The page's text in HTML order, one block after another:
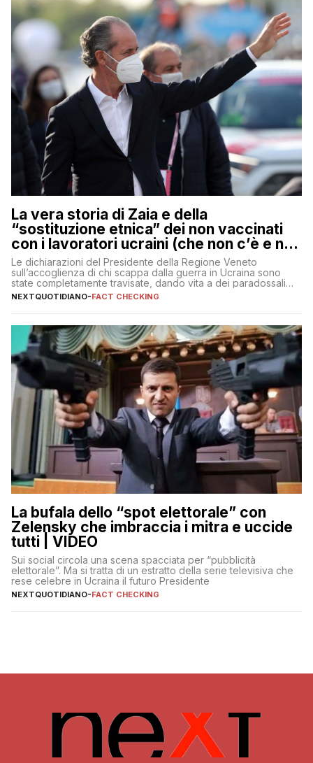
La vera storia di Zaia e della
“sostituzione etnica” dei non vaccinati
con i lavoratori ucraini (che non c’è e non
ci sarà)
Le dichiarazioni del Presidente della Regione Veneto
sull’accoglienza di chi scappa dalla guerra in Ucraina sono
state completamente travisate, dando vita a dei paradossali
falsi che girano sui social
NEXTQUOTIDIANO-FACT CHECKING
La bufala dello “spot elettorale” con
Zelensky che imbraccia i mitra e uccide
tutti | VIDEO
Sui social circola una scena spacciata per “pubblicità
elettorale”. Ma si tratta di un estratto della serie televisiva che
rese celebre in Ucraina il futuro Presidente
NEXTQUOTIDIANO-FACT CHECKING